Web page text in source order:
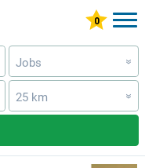
Jobs »
25 km »